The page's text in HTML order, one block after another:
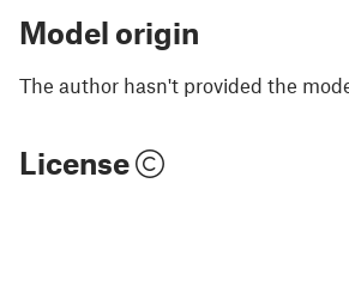
Model origin
The author hasn't provided the
License